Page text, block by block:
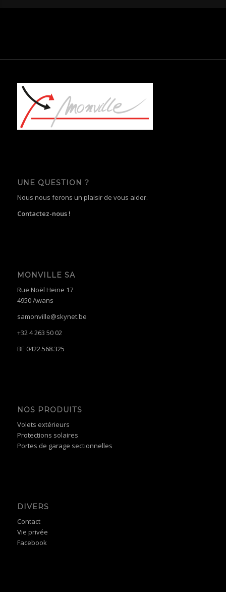
UNE QUESTION ?
Nous nous ferons un plaisir de vous aider.
Contactez-nous !
MONVILLE SA
Rue Noël Heine 17
4950 Awans
samonville@skynet.be
+32 4 263 50 02
BE 0422.568.325
NOS PRODUITS
Volets extérieurs
Protections solaires
Portes de garage sectionnelles
DIVERS
Contact
Vie privée
Facebook